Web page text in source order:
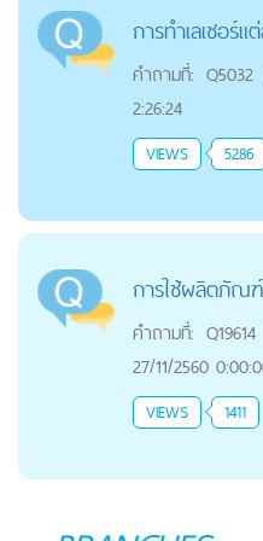
การทำเลเซอร์แ
คำถามที่: Q5032
2:26:24
VIEWS 5286
การใช้ผลิตภัณ
คำถามที่: Q19614
27/11/2560
VIEWS 1411